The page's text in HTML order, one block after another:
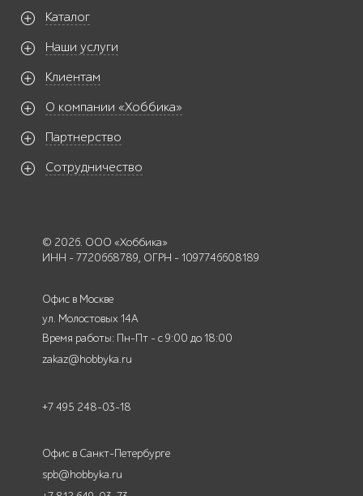
Каталог
Наши услуги
Клиентам
О компании «Хоббика»
Партнерство
Сотрудничество
© 2026. ООО «Хоббика»
ИНН - 7720668789, ОГРН - 1097746608189
Офис в Москве
ул. Молостовых 14А
Время работы: Пн-Пт - с 9:00 до 18:00
zakaz@hobbyka.ru
+7 495 248-03-18
Офис в Санкт-Петербурге
spb@hobbyka.ru